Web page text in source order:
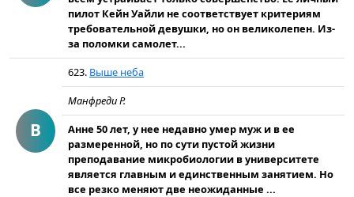
пилот Кейн Уайли не соответствует критериям
требовательной девушки, но он великолепен. Из-
за поломки самолет...
В
623. Выше неба
Манфреди Р.
Анне 50 лет, у нее недавно умер муж и в ее
размеренной, но по сути пустой жизни
преподавание микробиологии в университете
является главным и единственным занятием. Но
все резко меняют две неожиданные ...